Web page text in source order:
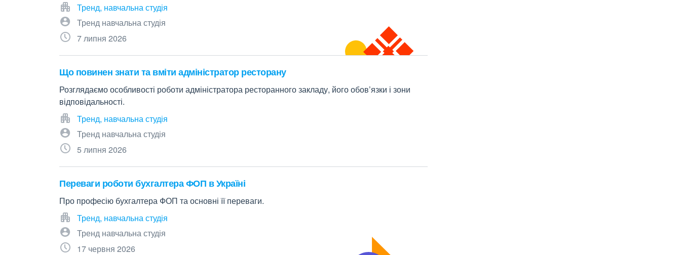
Тренд, навчальна студія
Тренд навчальна студія
7 липня 2026
Що повинен знати та вміти адміністратор ресторану
Розглядаємо особливості роботи адміністратора ресторанного закладу, його обов’язки і зони
відповідальності.
Тренд, навчальна студія
Тренд навчальна студія
5 липня 2026
Переваги роботи бухгалтера ФОП в Україні
Про професію бухгалтера ФОП та основні її переваги.
Тренд, навчальна студія
Тренд навчальна студія
17 червня 2026